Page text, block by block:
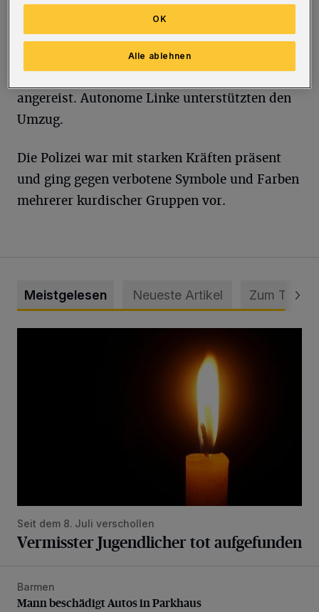
Deutschland stammen, skandierten sie:
"Deutsche Panzer raus aus Afrin". Tafeln
zeigten die Aufschrift "Diktator Erdogan". Die
Teilnehmer waren teils aus Düsseldorf
angereist. Autonome Linke unterstützten den
Umzug.
Die Polizei war mit starken Kräften präsent
und ging gegen verbotene Symbole und Farben
mehrerer kurdischer Gruppen vor.
Meistgelesen Neueste Artikel Zum Thema
Seit dem 8. Juli verschollen
Vermisster Jugendlicher tot aufgefunden
Mann beschädigt Autos in Parkhaus
Barmen
Mann beschädigt Autos in Parkhaus
Alle ablehnen
OK